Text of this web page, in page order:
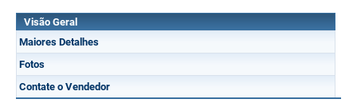
Visão Geral
Maiores Detalhes
Fotos
Contate o Vendedor